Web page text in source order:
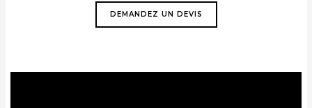
DEMANDEZ UN DEVIS